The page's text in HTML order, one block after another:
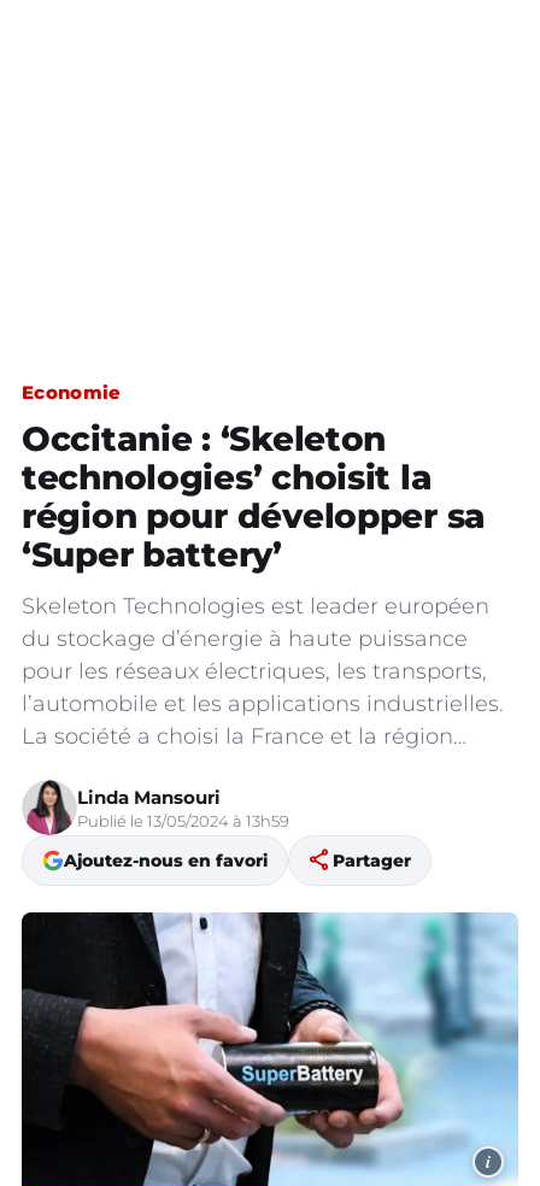
Economie
Occitanie : ‘Skeleton
technologies’ choisit la
région pour développer sa
‘Super battery’
Skeleton Technologies est leader européen
du stockage d’énergie à haute puissance
pour les réseaux électriques, les transports,
l’automobile et les applications industrielles.
La société a choisi la France et la région…
Linda Mansouri
Publié le 13/05/2024 à 13h59
Ajoutez-nous en favori share Partager
i